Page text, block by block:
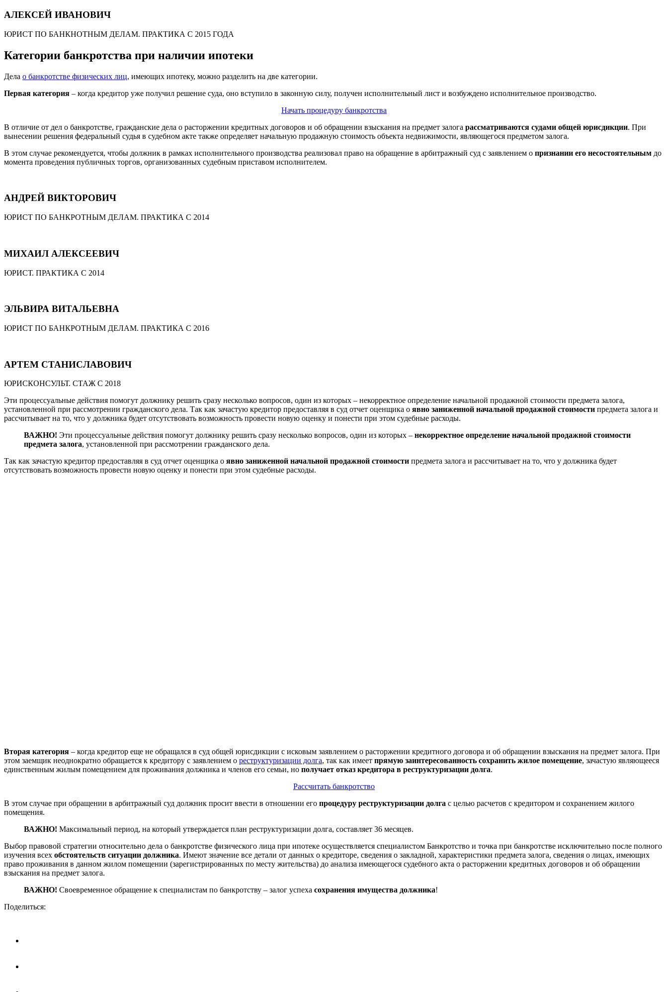
АЛЕКСЕЙ ИВАНОВИЧ
ЮРИСТ ПО БАНКНОТНЫМ ДЕЛАМ. ПРАКТИКА С 2015 ГОДА
Категории банкротства при наличии ипотеки
Дела о банкротстве физических лиц, имеющих ипотеку, можно разделить на две категории.
Первая категория – когда кредитор уже получил решение суда, оно вступило в законную силу, получен исполнительный лист и возбуждено исполнительное производство.
Начать процедуру банкротства
В отличие от дел о банкротстве, гражданские дела о расторжении кредитных договоров и об обращении взыскания на предмет залога рассматриваются судами общей юрисдикции. При
вынесении решения федеральный судья в судебном акте также определяет начальную продажную стоимость объекта недвижимости, являющегося предметом залога.
В этом случае рекомендуется, чтобы должник в рамках исполнительного производства реализовал право на обращение в арбитражный суд с заявлением о признании его несостоятельным до
момента проведения публичных торгов, организованных судебным приставом исполнителем.
АНДРЕЙ ВИКТОРОВИЧ
ЮРИСТ ПО БАНКРОТНЫМ ДЕЛАМ. ПРАКТИКА С 2014
МИХАИЛ АЛЕКСЕЕВИЧ
ЮРИСТ. ПРАКТИКА С 2014
ЭЛЬВИРА ВИТАЛЬЕВНА
ЮРИСТ ПО БАНКРОТНЫМ ДЕЛАМ. ПРАКТИКА С 2016
АРТЕМ СТАНИСЛАВОВИЧ
ЮРИСКОНСУЛЬТ. СТАЖ С 2018
Эти процессуальные действия помогут должнику решить сразу несколько вопросов, один из которых – некорректное определение начальной продажной стоимости предмета залога,
установленной при рассмотрении гражданского дела. Так как зачастую кредитор предоставляя в суд отчет оценщика о явно заниженной начальной продажной стоимости предмета залога и
рассчитывает на то, что у должника будет отсутствовать возможность провести новую оценку и понести при этом судебные расходы.
ВАЖНО! Эти процессуальные действия помогут должнику решить сразу несколько вопросов, один из которых – некорректное определение начальной продажной стоимости
предмета залога, установленной при рассмотрении гражданского дела.
Так как зачастую кредитор предоставляя в суд отчет оценщика о явно заниженной начальной продажной стоимости предмета залога и рассчитывает на то, что у должника будет
отсутствовать возможность провести новую оценку и понести при этом судебные расходы.
Вторая категория – когда кредитор еще не обращался в суд общей юрисдикции с исковым заявлением о расторжении кредитного договора и об обращении взыскания на предмет залога. При
этом заемщик неоднократно обращается к кредитору с заявлением о реструктуризации долга, так как имеет прямую заинтересованность сохранить жилое помещение, зачастую являющееся
единственным жилым помещением для проживания должника и членов его семьи, но получает отказ кредитора в реструктуризации долга.
Рассчитать банкротство
В этом случае при обращении в арбитражный суд должник просит ввести в отношении его процедуру реструктуризации долга с целью расчетов с кредитором и сохранением жилого
помещения.
ВАЖНО! Максимальный период, на который утверждается план реструктуризации долга, составляет 36 месяцев.
Выбор правовой стратегии относительно дела о банкротстве физического лица при ипотеке осуществляется специалистом Банкротство и точка при банкротстве исключительно после полного
изучения всех обстоятельств ситуации должника. Имеют значение все детали от данных о кредиторе, сведения о закладной, характеристики предмета залога, сведения о лицах, имеющих
право проживания в данном жилом помещении (зарегистрированных по месту жительства) до анализа имеющегося судебного акта о расторжении кредитных договоров и об обращении
взыскания на предмет залога.
ВАЖНО! Своевременное обращение к специалистам по банкротству – залог успеха сохранения имущества должника!
Поделиться: